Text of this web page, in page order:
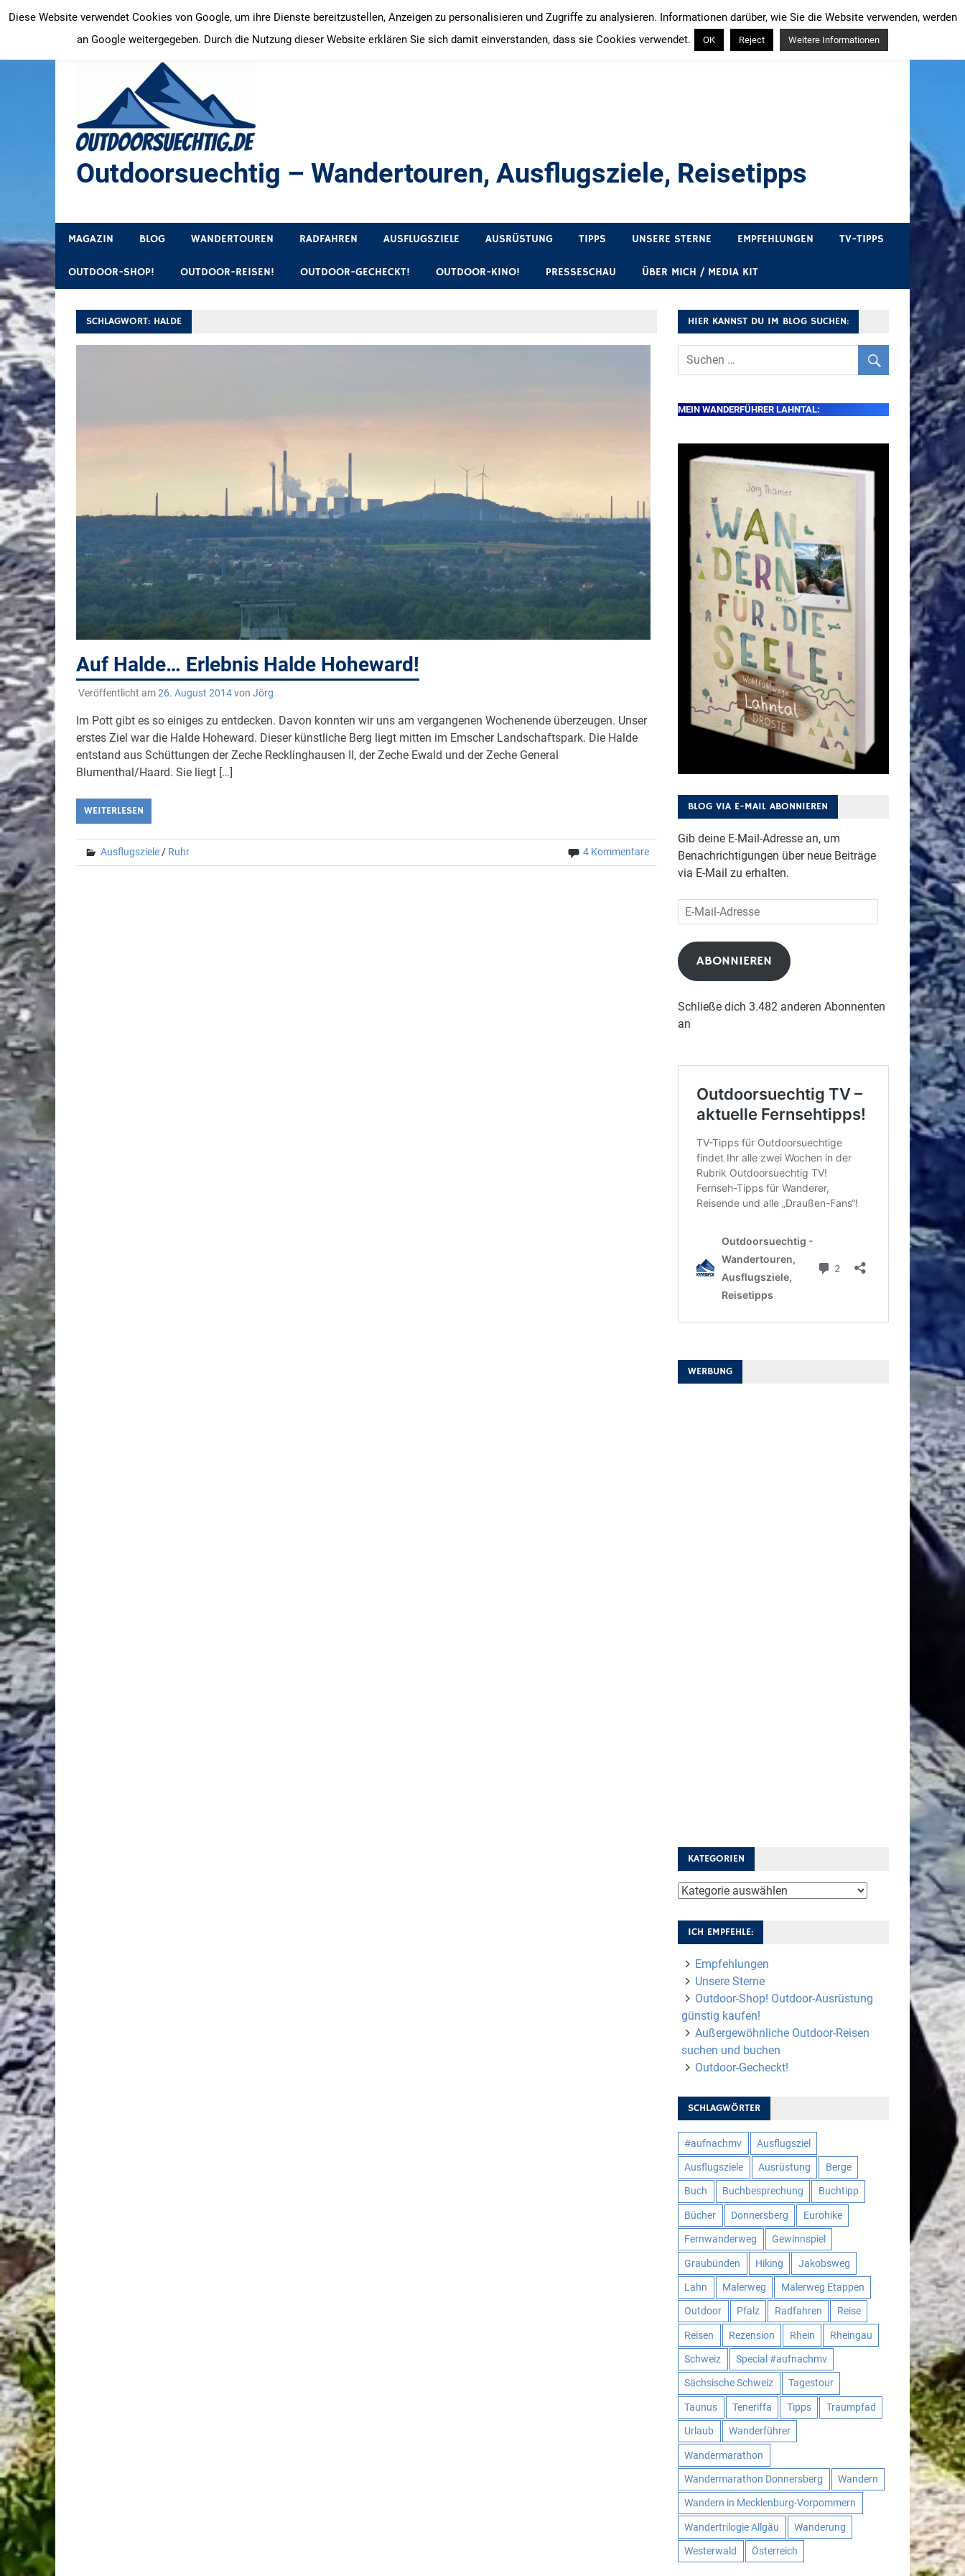
Inhalt
springen
Outdoorsuechtig – Wandertouren, Ausflugsziele, Reisetipps
MAGAZIN BLOG WANDERTOUREN RADFAHREN AUSFLUGSZIELE AUSRÜSTUNG TIPPS UNSERE STERNE EMPFEHLUNGEN TV-TIPPS
OUTDOOR-SHOP! OUTDOOR-REISEN! OUTDOOR-GECHECKT! OUTDOOR-KINO! PRESSESCHAU ÜBER MICH / MEDIA KIT
SCHLAGWORT: HALDE
Auf Halde… Erlebnis Halde Hoheward!
Veröffentlicht am26. August 2014von Jörg
Im Pott gibt es so einiges zu entdecken. Davon konnten wir uns am vergangenen Wochenende überzeugen. Unser
erstes Ziel war die Halde Hoheward. Dieser künstliche Berg liegt mitten im Emscher Landschaftspark. Die Halde
entstand aus Schüttungen der Zeche Recklinghausen II, der Zeche Ewald und der Zeche General
Blumenthal/Haard. Sie liegt […]
WEITERLESEN
Ausflugsziele/ Ruhr 4 Kommentare
HIER KANNST DU IM BLOG SUCHEN:
MEIN WANDERFÜHRER LAHNTAL:
BLOG VIA E-MAIL ABONNIEREN
Gib deine E-Mail-Adresse an, um
Benachrichtigungen über neue Beiträge
via E-Mail zu erhalten.
E-
Mail-
Adresse
ABONNIEREN
Schließe dich 3.482 anderen Abonnenten
an
WERBUNG
KATEGORIEN
Kategorien
ICH EMPFEHLE:
Empfehlungen
Unsere Sterne
Outdoor-Shop! Outdoor-Ausrüstung
günstig kaufen!
Außergewöhnliche Outdoor-Reisen
suchen und buchen
Outdoor-Gecheckt!
SCHLAGWÖRTER
#aufnachmv Ausflugsziel
Ausflugsziele Ausrüstung Berge
Buch Buchbesprechung Buchtipp
Bücher Donnersberg Eurohike
Fernwanderweg Gewinnspiel
Graubünden Hiking Jakobsweg
Lahn Malerweg Malerweg Etappen
Outdoor Pfalz Radfahren Reise
Reisen Rezension Rhein Rheingau
Schweiz Special #aufnachmv
Sächsische Schweiz Tagestour
Taunus Teneriffa Tipps Traumpfad
Urlaub Wanderführer
Wandermarathon
Wandermarathon Donnersberg Wandern
Wandern in Mecklenburg-Vorpommern
Wandertrilogie Allgäu Wanderung
Westerwald Österreich
Diese Website verwendet Cookies von Google, um ihre Dienste bereitzustellen, Anzeigen zu personalisieren und Zugriffe zu analysieren. Informationen darüber, wie Sie die Website verwenden, werden
an Google weitergegeben. Durch die Nutzung dieser Website erklären Sie sich damit einverstanden, dass sie Cookies verwendet.
OK Reject Weitere Informationen